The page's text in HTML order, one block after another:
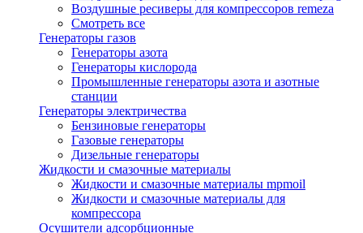
Воздушные ресиверы для компрессоров remeza
Смотреть все
Генераторы газов
Генераторы азота
Генераторы кислорода
Промышленные генераторы азота и азотные
станции
Генераторы электричества
Бензиновые генераторы
Газовые генераторы
Дизельные генераторы
Жидкости и смазочные материалы
Жидкости и смазочные материалы mpmoil
Жидкости и смазочные материалы для
компрессора
Осушители адсорбционные